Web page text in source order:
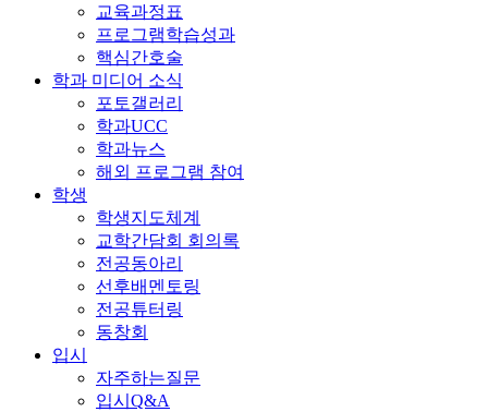
교육과정표
프로그램학습성과
핵심간호술
학과 미디어 소식
포토갤러리
학과UCC
학과뉴스
해외 프로그램 참여
학생
학생지도체계
교학간담회 회의록
전공동아리
선후배멘토링
전공튜터링
동창회
입시
자주하는질문
입시Q&A